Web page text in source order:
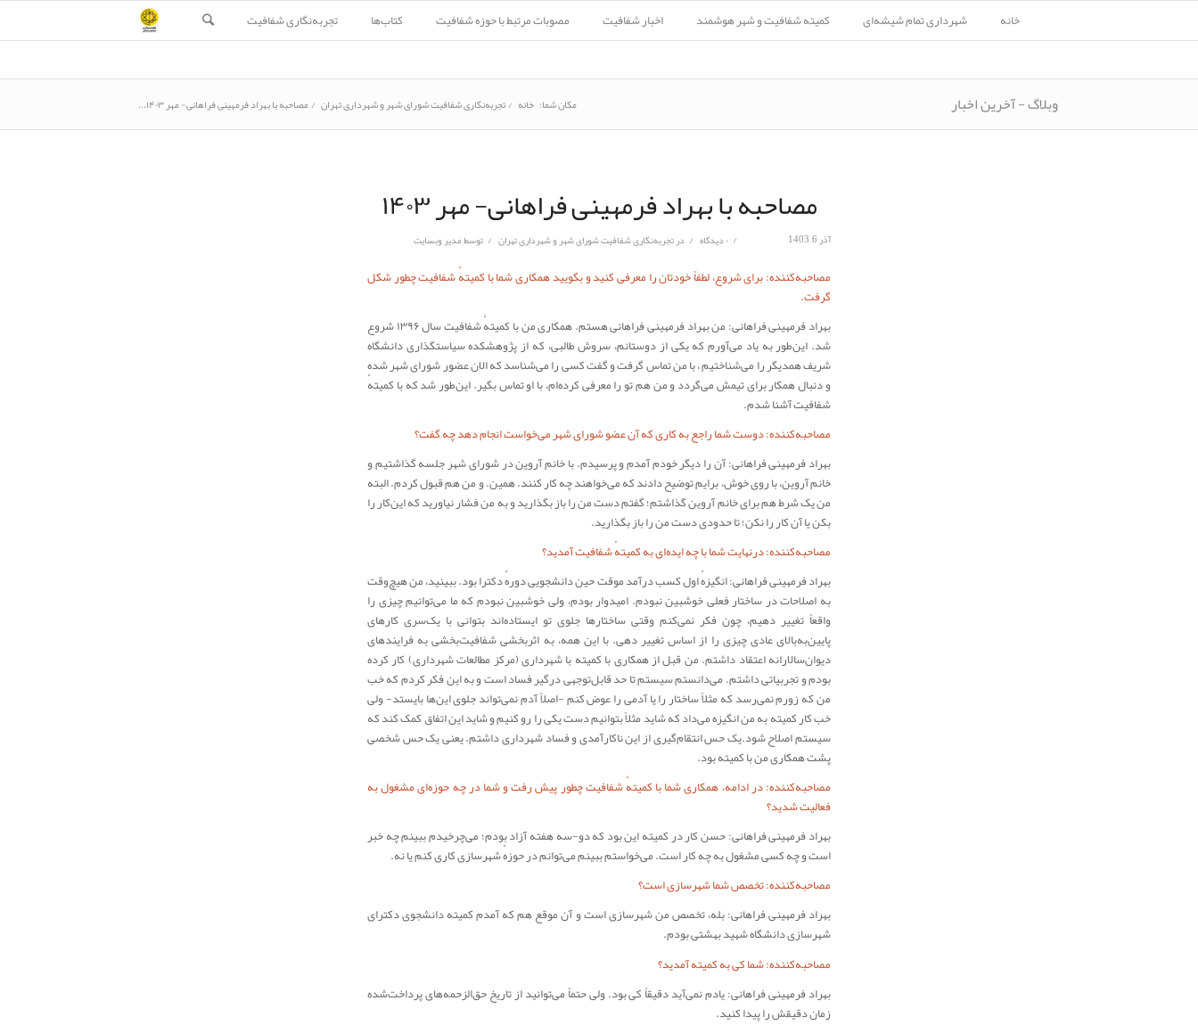
خانه شهرداری تمام شیشه‌ای کمیته شفافیت و شهر هوشمند اخبار شفافیت مصوبات مرتبط با حوزه شفافیت کتاب‌ها تجربه‌نگاری شفافیت
وبلاگ - آخرین اخبار مکان شما: خانه /تجربه‌نگاری شفافیت شورای شهر و شهرداری تهران /مصاحبه با بهراد فرمهینی فراهانی- مهر ۱۴۰۳...
مصاحبه با بهراد فرمهینی فراهانی- مهر ۱۴۰۳
آذر 6, 1403 / ۰ دیدگاه / درتجربه‌نگاری شفافیت شورای شهر و شهرداری تهران / توسطمدیر وبسایت
مصاحبه‌کننده: برای شروع، لطفاً خودتان را معرفی کنید و بگویید همکاری شما با کمیتهٔ شفافیت چطور شکل
گرفت.
بهراد فرمهینی فراهانی: من بهراد فرمهینی فراهانی هستم. همکاری من با کمیتهٔ شفافیت سال ۱۳۹۶ شروع
شد. این‌طور به یاد می‌آورم که یکی از دوستانم، سروش طالبی، که از پژوهشکده سیاستگذاری دانشگاه
شریف همدیگر را می‌شناختیم ، با من تماس گرفت و گفت کسی را می‌شناسد که الان عضور شورای شهر شده
و دنبال همکار برای تیمش می‌گردد و من هم تو را معرفی کرده‌ام، با او تماس بگیر. این‌طور شد که با کمیتهٔ
شفافیت آشنا شدم.
مصاحبه‌کننده: دوست شما راجع به کاری که آن عضو شورای شهر می‌خواست انجام دهد چه گفت؟
بهراد فرمهینی فراهانی: آن را دیگر خودم آمدم و پرسیدم. با خانم آروین در شورای شهر جلسه گذاشتیم و
خانم آروین، با روی خوش، برایم توضیح دادند که می‌خواهند چه کار کنند. همین. و من هم قبول کردم. البته
من یک شرط هم برای خانم آروین گذاشتم؛ گفتم دست من را باز بگذارید و به من فشار نیاورید که این‌کار را
بکن یا آن کار را نکن؛ تا حدودی دست من را باز بگذارید.
مصاحبه‌کننده: درنهایت شما با چه ایده‌ای به کمیتهٔ شفافیت آمدید؟
بهراد فرمهینی فراهانی: انگیزهٔ اول کسب درآمد موقت حین دانشجویی دورهٔ دکترا بود. ببینید، من هیچ‌وقت
به اصلاحات در ساختار فعلی خوشبین نبودم. امیدوار بودم، ولی خوشبین نبودم که ما می‌توانیم چیزی را
واقعاً تغییر دهیم، چون فکر نمی‌کنم وقتی ساختارها جلوی تو ایستاده‌اند بتوانی با یک‌سری کارهای
پایین‌‌به‌بالای عادی چیزی را از اساس تغییر دهی. با این همه، به اثربخشی شفافیت‌بخشی به فرایندهای
دیوان‌سالارانه اعتقاد داشتم. من قبل از همکاری با کمیته با شهرداری (مرکز مطالعات شهرداری) کار کرده
بودم و تجربیاتی داشتم. می‌دانستم سیستم تا حد قابل‌توجهی درگیر فساد است و به این فکر کردم که خب
من که زورم نمی‌رسد که مثلاً ساختار را یا آدمی را عوض کنم -‌اصلاً آدم نمی‌تواند جلوی این‌ها بایستد‌- ولی
خب کار کمیته به من انگیزه می‌داد که شاید مثلاً بتوانیم دست یکی را رو کنیم و شاید این اتفاق کمک کند که
سیستم اصلاح شود.یک حس انتقام‌گیری از این ناکارآمدی و فساد شهرداری داشتم. یعنی یک حس شخصی
پشت همکاری من با کمیته بود.
مصاحبه‌کننده: در ادامه، همکاری شما با کمیتهٔ شفافیت چطور پیش رفت و شما در چه حوزه‌ای مشغول به
فعالیت شدید؟
بهراد فرمهینی فراهانی: حسن کار در کمیته این بود که دو‌-سه هفته آزاد بودم؛ می‌چرخیدم ببینم چه‌ خبر
است و چه کسی مشغول به چه کار است. می‌خواستم ببینم می‌توانم در حوزهٔ شهرسازی کاری کنم یا نه.
مصاحبه‌کننده: تخصص شما شهرسازی است؟
بهراد فرمهینی فراهانی: بله، تخصص من شهرسازی است و آن موقع هم که آمدم کمیته دانشجوی دکترای
شهرسازی دانشگاه شهید بهشتی بودم.
مصاحبه‌کننده: شما کی به کمیته آمدید؟
بهراد فرمهینی فراهانی: یادم نمی‌آید دقیقاً کی بود. ولی حتماً می‌توانید از تاریخ حق‌الزحمه‌های پرداخت‌شده
زمان دقیقش را پیدا کنید.